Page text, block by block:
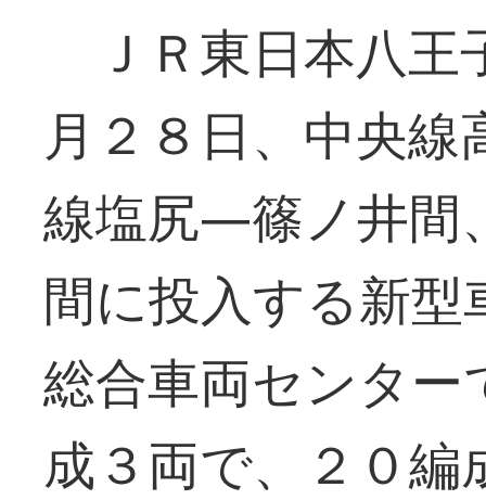
ＪＲ東日本八王
月２８日、中央
線塩尻―篠ノ井間
間に投入する新
総合車両センタ
成３両で、２０